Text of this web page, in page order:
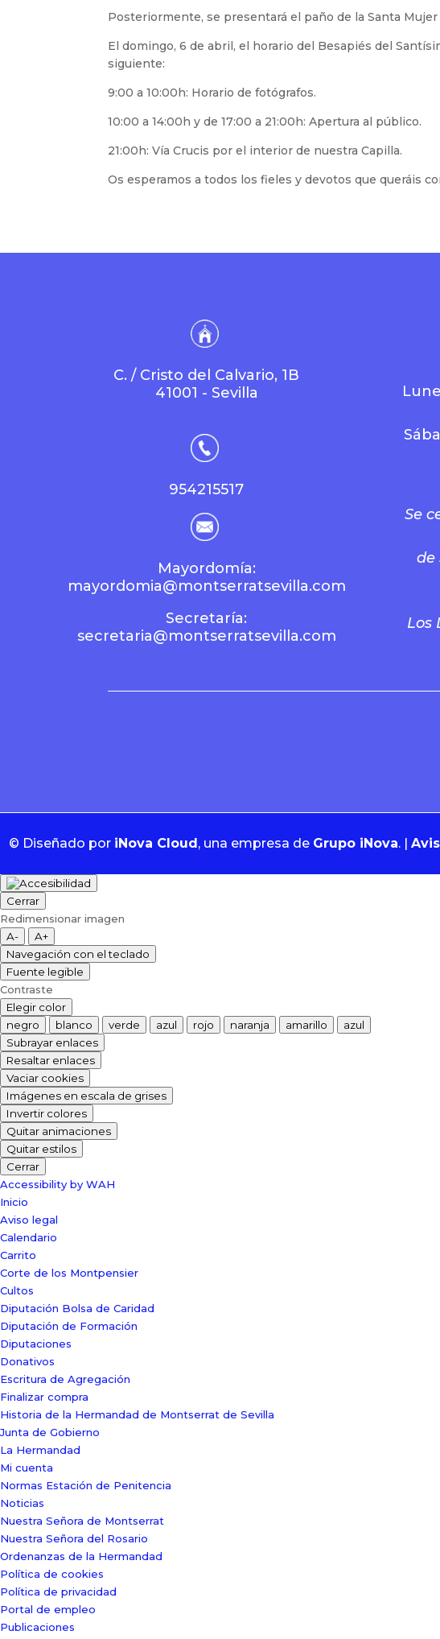
Posteriormente, se presentará el paño de la Santa
El domingo, 6 de abril, el horario del Besapiés del
siguiente:
9:00 a 10:00h: Horario de fotógrafos.
10:00 a 14:00h y de 17:00 a 21:00h: Apertura al público.
21:00h: Vía Crucis por el interior de nuestra Capilla.
Os esperamos a todos los fieles y devotos que queráis
C. / Cristo del Calvario, 1B
41001 - Sevilla
954215517
Mayordomía:
mayordomia@montserratsevilla.com
Secretaría:
secretaria@montserratsevilla.com
Se
de
Los
© Diseñado por iNova Cloud, una empresa de Grupo iNova. |
Cerrar
Redimensionar imagen
A-
A+
Navegación con el teclado
Fuente legible
Contraste
Elegir color
negro
blanco verde azul rojo naranja amarillo
azul
Subrayar enlaces
Resaltar enlaces
Vaciar cookies
Imágenes en escala de grises
Invertir colores
Quitar animaciones
Quitar estilos
Cerrar
Accessibility by WAH
Inicio
Aviso legal
Calendario
Carrito
Corte de los Montpensier
Cultos
Diputación Bolsa de Caridad
Diputación de Formación
Diputaciones
Donativos
Escritura de Agregación
Finalizar compra
Historia de la Hermandad de Montserrat de Sevilla
Junta de Gobierno
La Hermandad
Mi cuenta
Normas Estación de Penitencia
Noticias
Nuestra Señora de Montserrat
Nuestra Señora del Rosario
Ordenanzas de la Hermandad
Política de cookies
Política de privacidad
Portal de empleo
Publicaciones